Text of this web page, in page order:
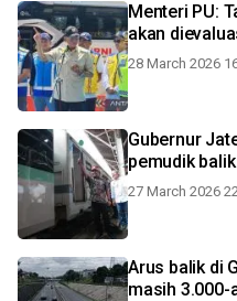
Menteri PU:
akan
28 March 2026
Gubernur
pemudik
27 March 2026
Arus balik di
masih 3.000-